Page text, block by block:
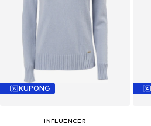
KUPONG
INFLUENCER